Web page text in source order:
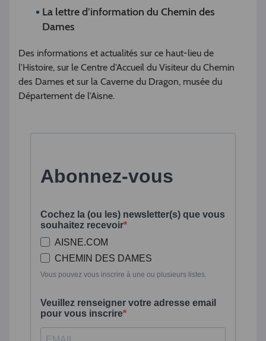
La lettre d’information du Chemin des
Dames
Des informations et actualités sur ce haut-lieu de
l'Histoire, sur le Centre d'Accueil du Visiteur du Chemin
des Dames et sur la Caverne du Dragon, musée du
Département de l'Aisne.